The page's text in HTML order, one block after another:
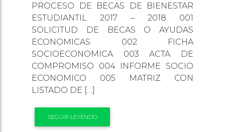
PROCESO DE BECAS DE BIENESTAR
ESTUDIANTIL 2017 – 2018 001
SOLICITUD DE BECAS O AYUDAS
ECONOMICAS 002 FICHA
SOCIOECONOMICA 003 ACTA DE
COMPROMISO 004 INFORME SOCIO
ECONOMICO 005 MATRIZ CON
LISTADO DE […]
SEGUIR LEYENDO